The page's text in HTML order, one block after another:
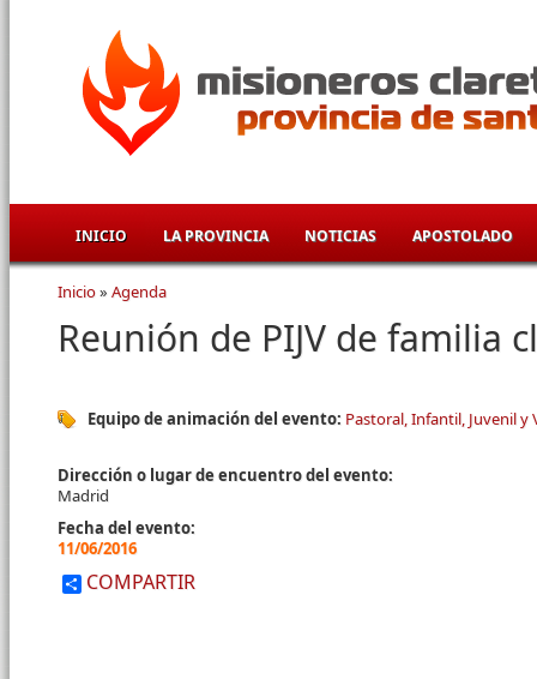
INICIO LA PROVINCIA NOTICIAS APOSTOLADO
Se encuentra usted aquí
Inicio» Agenda
Reunión de PIJV de familia
Equipo de animación del evento: Pastoral, Infantil, Juvenil y
Dirección o lugar de encuentro del evento:
Madrid
Fecha del evento:
11/06/2016
COMPARTIR